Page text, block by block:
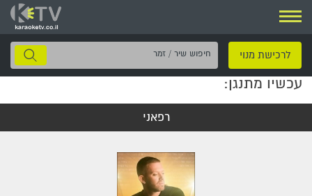
ניווט
לרכישת מנוי
חיפוש
שיר
עכשיו מתנגן:
רפאני